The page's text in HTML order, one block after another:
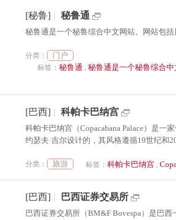
[秘鲁] | 秘鲁通
秘鲁通是一个秘鲁综合中文网站。网站包
分类： 门户
标签： 秘鲁通 , 秘鲁通是一个秘鲁综合
[巴西] | 科帕卡巴纳宫
科帕卡巴纳宫（Copacabana Palace）是一
约瑟夫·吉尔设计的，其风格遵循19世纪和
分类： 旅游 标签： 科帕卡巴纳宫 ,
[巴西] | 巴西证券交易所
巴西证券交易所（BM&F Bovespa）是巴